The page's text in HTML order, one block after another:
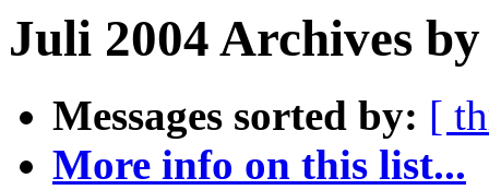
Juli 2004 Archives
Messages sorted by: [
More info on this list...